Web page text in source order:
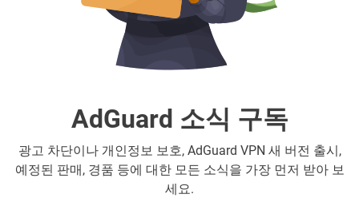
AdGuard 소식 구독
광고 차단이나 개인정보 보호, AdGuard VPN 새 버전 출시,
예정된 판매, 경품 등에 대한 모든 소식을 가장 먼저 받아 보
세요.